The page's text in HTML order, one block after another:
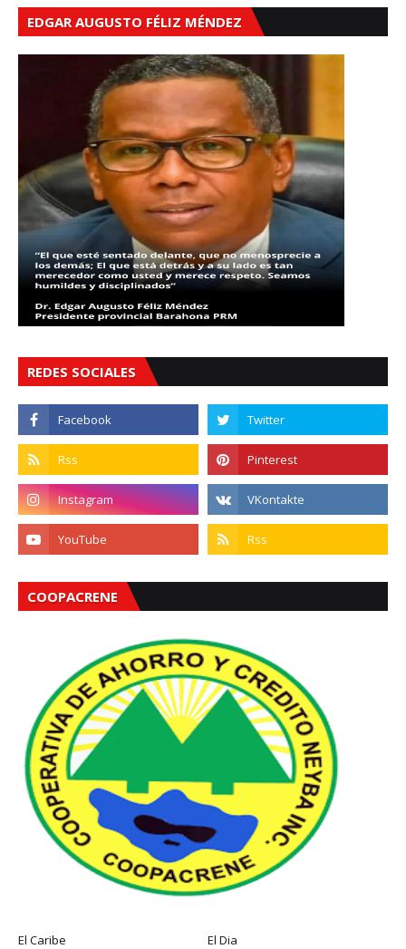
EDGAR AUGUSTO FÉLIZ MÉNDEZ
REDES SOCIALES
COOPACRENE
El Caribe
El Dia